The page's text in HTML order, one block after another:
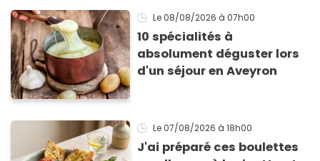
Le 08/08/2026 à 07h00
10 spécialités à
absolument déguster lors
d'un séjour en Aveyron
Le 07/08/2026 à 18h00
J'ai préparé ces boulettes